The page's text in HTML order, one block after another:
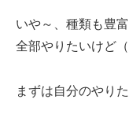
いや～、種類も豊
全部やりたいけど
まずは自分のやり